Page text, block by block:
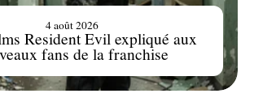
Resident Evil expliqué aux
fans de la franchise
4 août 2026